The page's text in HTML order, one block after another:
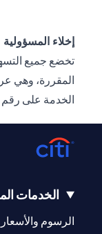
إخلاء المسؤولية
تخضع جميع
المقررة، وهي
الخدمة على رقم
الخدمات
الرسوم والأسعار